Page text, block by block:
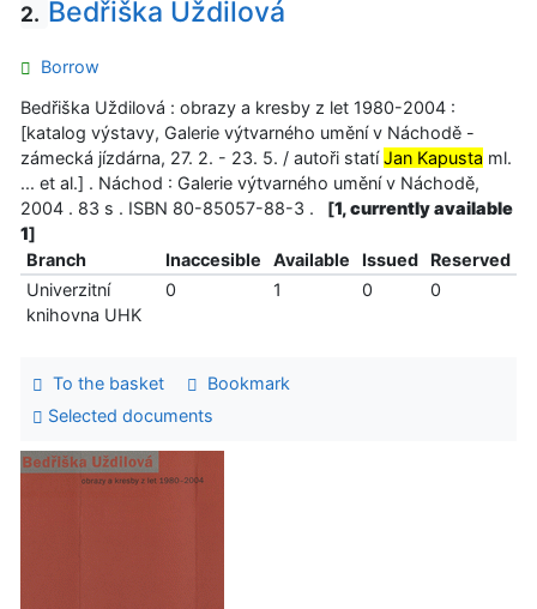
2. Bedřiška Uždilová
Borrow
Bedřiška Uždilová : obrazy a kresby z let 1980-2004 :
[katalog výstavy, Galerie výtvarného umění v Náchodě -
zámecká jízdárna, 27. 2. - 23. 5. / autoři statíJan Kapusta ml.
... et al.] . Náchod : Galerie výtvarného umění v Náchodě,
2004 . 83 s . ISBN 80-85057-88-3 .
[1, currently available
1]
Branch
Inaccesible Available Issued
Reserved
Univerzitní
knihovna UHK
0 1 0 0
To the basket
Bookmark
Selected documents